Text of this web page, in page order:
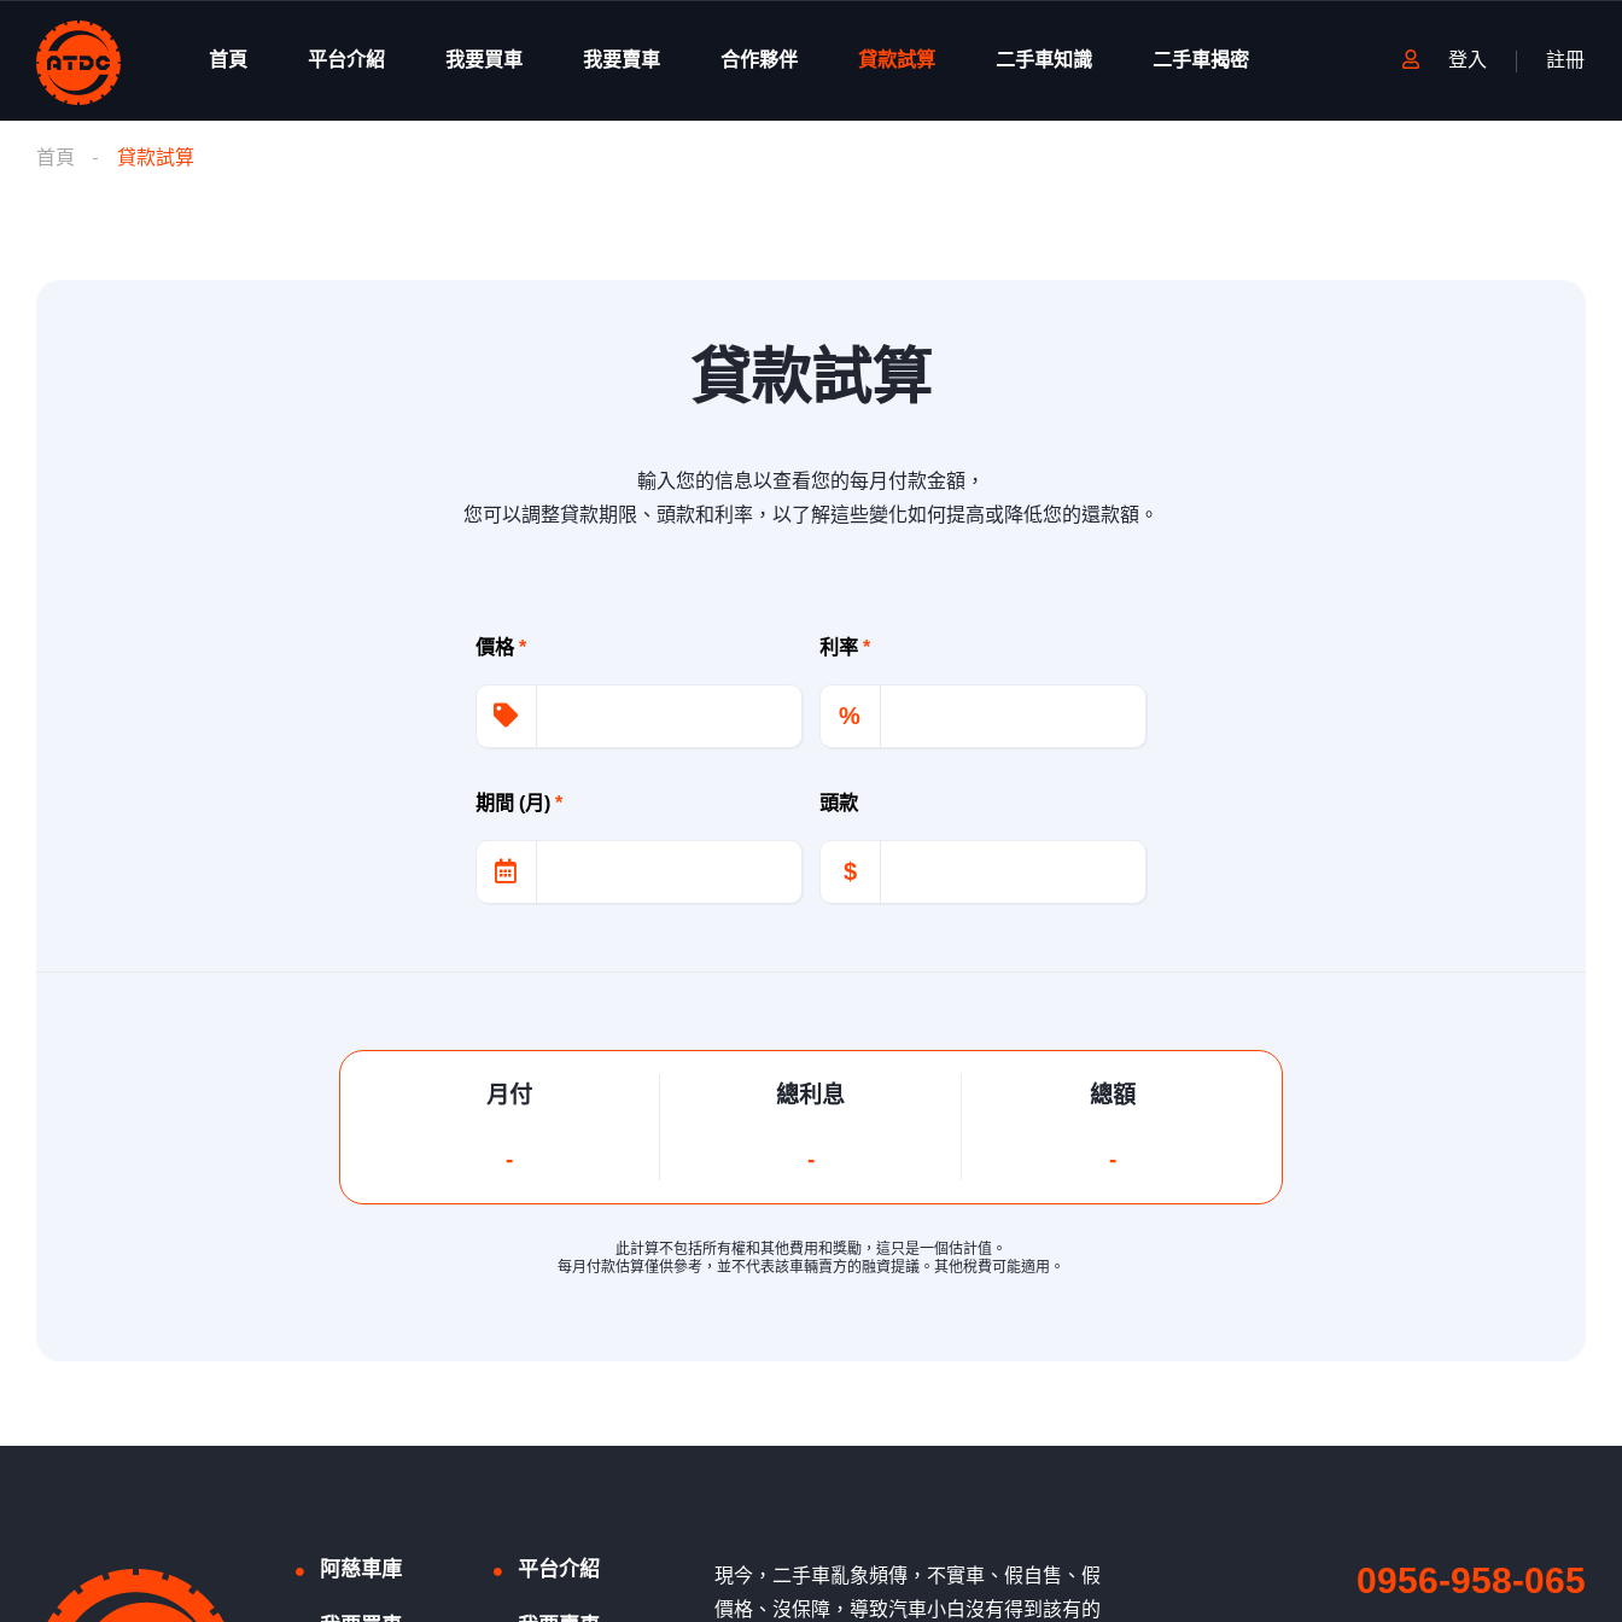
首頁 平台介紹 我要買車 我要賣車 合作夥伴 貸款試算 二手車知識 二手車揭密 登入 註冊
首頁 貸款試算
貸款試算
輸入您的信息以查看您的每月付款金額，
您可以調整貸款期限、頭款和利率，以了解這些變化如何提高或降低您的還款額。
價格* 利率 *
%
期間 (月) * 頭款
$
月付
-
總利息
-
總額
-
此計算不包括所有權和其他費用和獎勵，這只是一個估計值。
每月付款估算僅供參考，並不代表該車輛賣方的融資提議。其他稅費可能適用。
阿慈車庫 平台介紹
現今，二手車亂象頻傳，不實車、假自售、假
價格、沒保障，導致汽車小白沒有得到該有的
0956-958-065